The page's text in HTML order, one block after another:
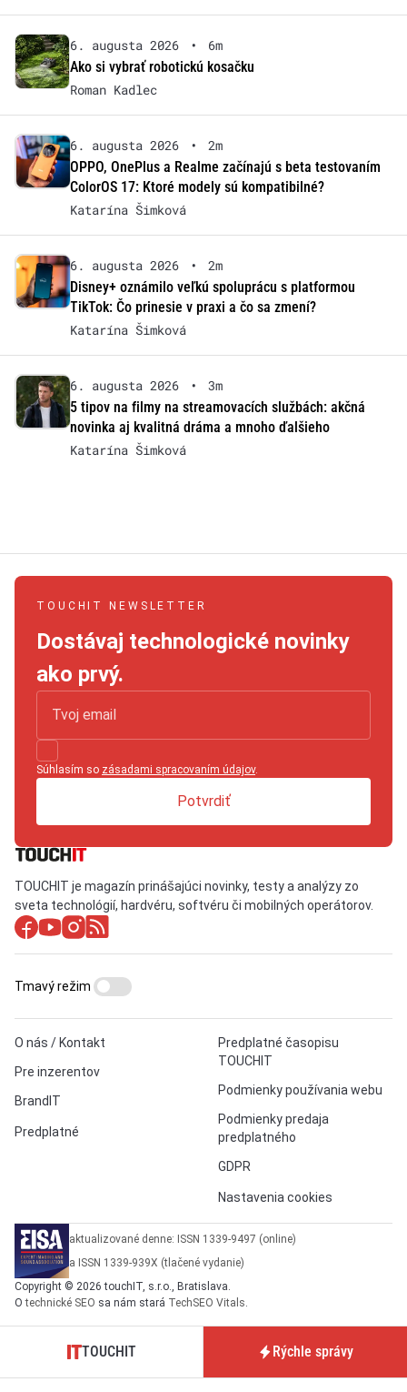
6. augusta 2026 •
6m
Ako si vybrať robotickú kosačku
Roman Kadlec
6. augusta 2026 •
2m
OPPO, OnePlus a Realme začínajú s beta testovaním
ColorOS 17: Ktoré modely sú kompatibilné?
Katarína Šimková
6. augusta 2026 •
2m
Disney+ oznámilo veľkú spoluprácu s platformou
TikTok: Čo prinesie v praxi a čo sa zmení?
Katarína Šimková
6. augusta 2026 •
3m
5 tipov na filmy na streamovacích službách: akčná
novinka aj kvalitná dráma a mnoho ďalšieho
Katarína Šimková
TOUCHIT NEWSLETTER
Dostávaj technologické novinky
ako prvý.
Súhlasím so zásadami spracovaním údajov.
Potvrdiť
TOUCHIT je magazín prinášajúci novinky, testy a analýzy zo
sveta technológií, hardvéru, softvéru či mobilných operátorov.
O nás / Kontakt
Pre inzerentov
BrandIT
Predplatné
Predplatné časopisu
TOUCHIT
Podmienky používania webu
Podmienky predaja
predplatného
GDPR
Nastavenia cookies
Tmavý režim
aktualizované denne: ISSN 1339-9497 (online)
a ISSN 1339-939X (tlačené vydanie)
Copyright © 2026 touchIT, s.r.o., Bratislava.
Otechnické SEO sa nám stará TechSEO Vitals.
TOUCHIT Rýchle správy